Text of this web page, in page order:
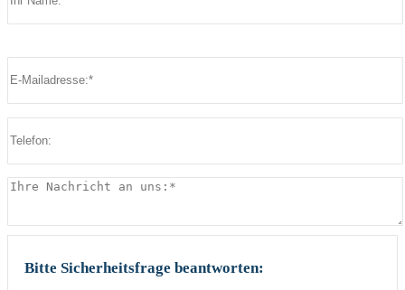
Bitte lasse dieses Feld leer.
Bitte Sicherheitsfrage beantworten: